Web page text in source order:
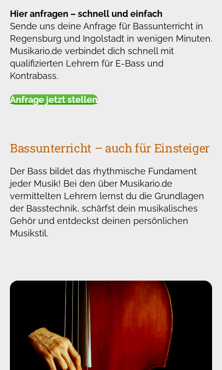
Hier anfragen – schnell und einfach
Sende uns deine Anfrage für Bassunterricht in
Regensburg und Ingolstadt in wenigen Minuten.
Musikario.de verbindet dich schnell mit
qualifizierten Lehrern für E-Bass und
Kontrabass.
Anfrage jetzt stellen
Bassunterricht – auch für Einsteiger
Der Bass bildet das rhythmische Fundament
jeder Musik! Bei den über Musikario.de
vermittelten Lehrern lernst du die Grundlagen
der Basstechnik, schärfst dein musikalisches
Gehör und entdeckst deinen persönlichen
Musikstil.